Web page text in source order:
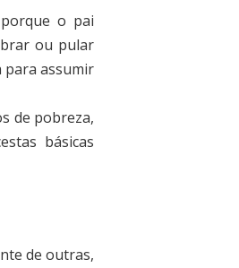
o pai
ou pular
para assumir
de pobreza,
básicas
de outras,